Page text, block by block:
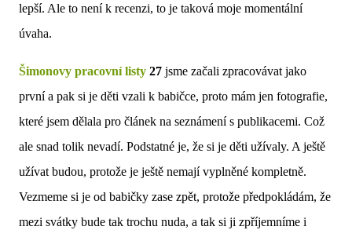
lepší. Ale to není k recenzi, to je taková moje momentální
úvaha.
Šimonovy pracovní listy 27 jsme začali zpracovávat jako
první a pak si je děti vzali k babičce, proto mám jen fotografie,
které jsem dělala pro článek na seznámení s publikacemi. Což
ale snad tolik nevadí. Podstatné je, že si je děti užívaly. A ještě
užívat budou, protože je ještě nemají vyplněné kompletně.
Vezmeme si je od babičky zase zpět, protože předpokládám, že
mezi svátky bude tak trochu nuda, a tak si ji zpříjemníme i